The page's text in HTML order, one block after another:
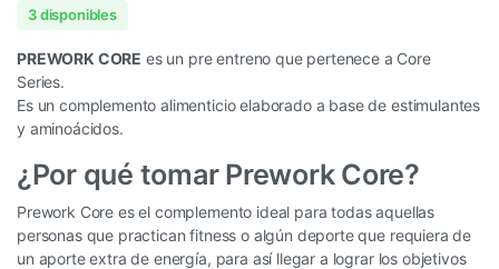
3 disponibles
PREWORK CORE es un pre entreno que pertenece a Core
Series.
Es un complemento alimenticio elaborado a base de estimulantes
y aminoácidos.
¿Por qué tomar Prework Core?
Prework Core es el complemento ideal para todas aquellas
personas que practican fitness o algún deporte que requiera de
un aporte extra de energía, para así llegar a lograr los objetivos